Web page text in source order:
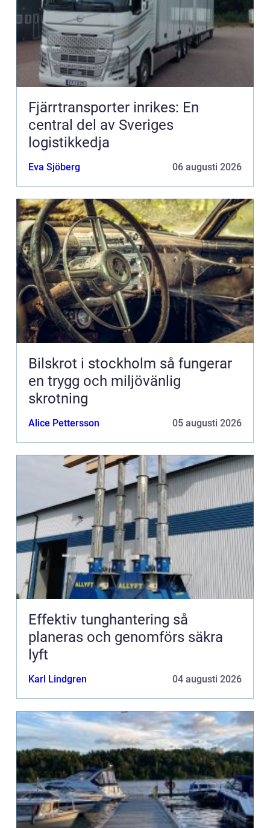
Fjärrtransporter inrikes: En
central del av Sveriges
logistikkedja
Eva Sjöberg 06 augusti 2026
Bilskrot i stockholm så fungerar
en trygg och miljövänlig
skrotning
Alice Pettersson 05 augusti 2026
Effektiv tunghantering så
planeras och genomförs säkra
lyft
Karl Lindgren 04 augusti 2026